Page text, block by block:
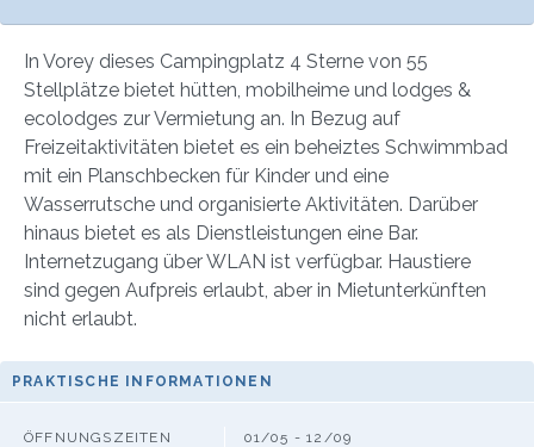
In Vorey dieses Campingplatz 4 Sterne von 55
Stellplätze bietet hütten, mobilheime und lodges &
ecolodges zur Vermietung an. In Bezug auf
Freizeitaktivitäten bietet es ein beheiztes Schwimmbad
mit ein Planschbecken für Kinder und eine
Wasserrutsche und organisierte Aktivitäten. Darüber
hinaus bietet es als Dienstleistungen eine Bar.
Internetzugang über WLAN ist verfügbar. Haustiere
sind gegen Aufpreis erlaubt, aber in Mietunterkünften
nicht erlaubt.
PRAKTISCHE INFORMATIONEN
ÖFFNUNGSZEITEN
01/05 - 12/09